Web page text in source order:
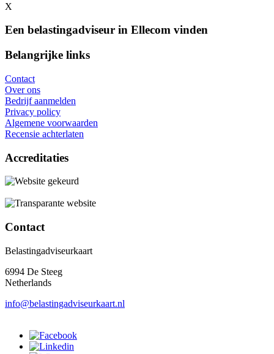
X
Een belastingadviseur in Ellecom vinden
Belangrijke links
Contact
Over ons
Bedrijf aanmelden
Privacy policy
Algemene voorwaarden
Recensie achterlaten
Accreditaties
Contact
Belastingadviseurkaart
6994 De Steeg
Netherlands
info@belastingadviseurkaart.nl